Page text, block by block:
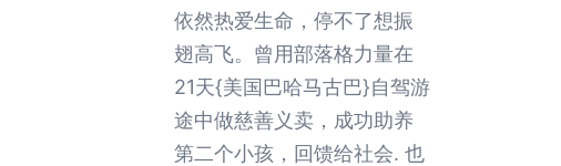
依然热爱生命，停不了想振
翅高飞。曾用部落格力量在
21天{美国巴哈马古巴}自驾游
途中做慈善义卖，成功助养
第二个小孩，回馈给社会. 也